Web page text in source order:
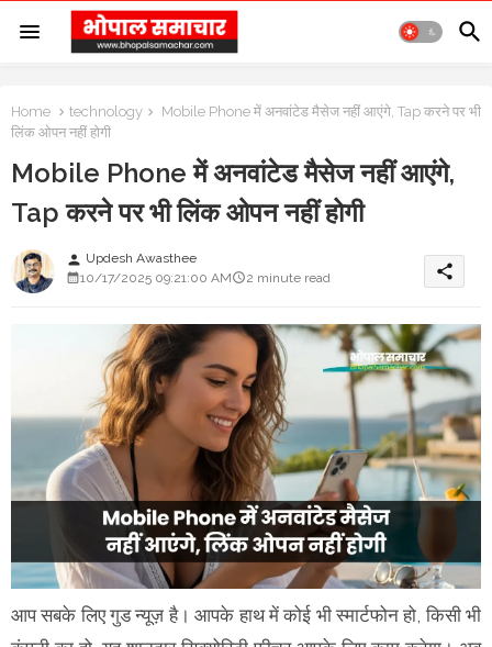
Home technology
Mobile Phone में अनवांटेड मैसेज नहीं आएंगे, Tap करने पर भी
लिंक ओपन नहीं होगी
Mobile Phone में अनवांटेड मैसेज नहीं आएंगे,
Tap करने पर भी लिंक ओपन नहीं होगी
person Updesh Awasthee
10/17/2025 09:21:00 AM
2 minute read share
आप सबके लिए गुड न्यूज़ है। आपके हाथ में कोई भी स्मार्टफोन हो, किसी भी